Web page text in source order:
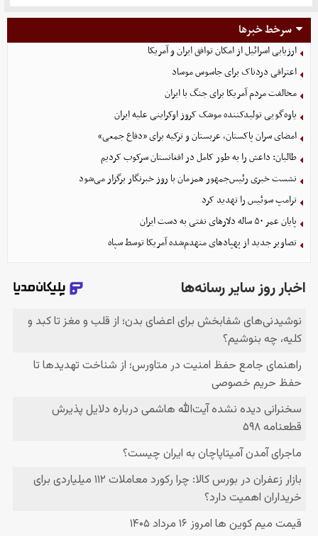
سرخط خبرها
ارزیابی اسرائیل از امکان توافق ایران و آمریکا
اعترافی دردناک برای جاسوس موساد
مخالفت مردم آمریکا برای جنگ با ایران
یاوه‌گویی تولیدکننده موشک کروز اوکراینی علیه ایران
امضای سران پاکستان، عربستان و ترکیه برای «دفاع جمعی»
طالبان: داعش را به طور کامل در افغانستان سرکوب کردیم
نشست خبری رئیس‌جمهور همزمان با روز خبرنگار برگزار می‌شود
ترامپ سوئیس را تهدید کرد
پایان عمر ۵۰ ساله دلارهای نفتی به دست ایران
تصاویر جدید از پهپادهای منهدم‌شده آمریکا توسط سپاه